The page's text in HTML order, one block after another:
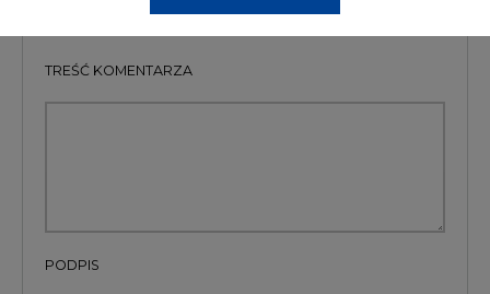
KOMENTARZE
TREŚĆ KOMENTARZA
PODPIS